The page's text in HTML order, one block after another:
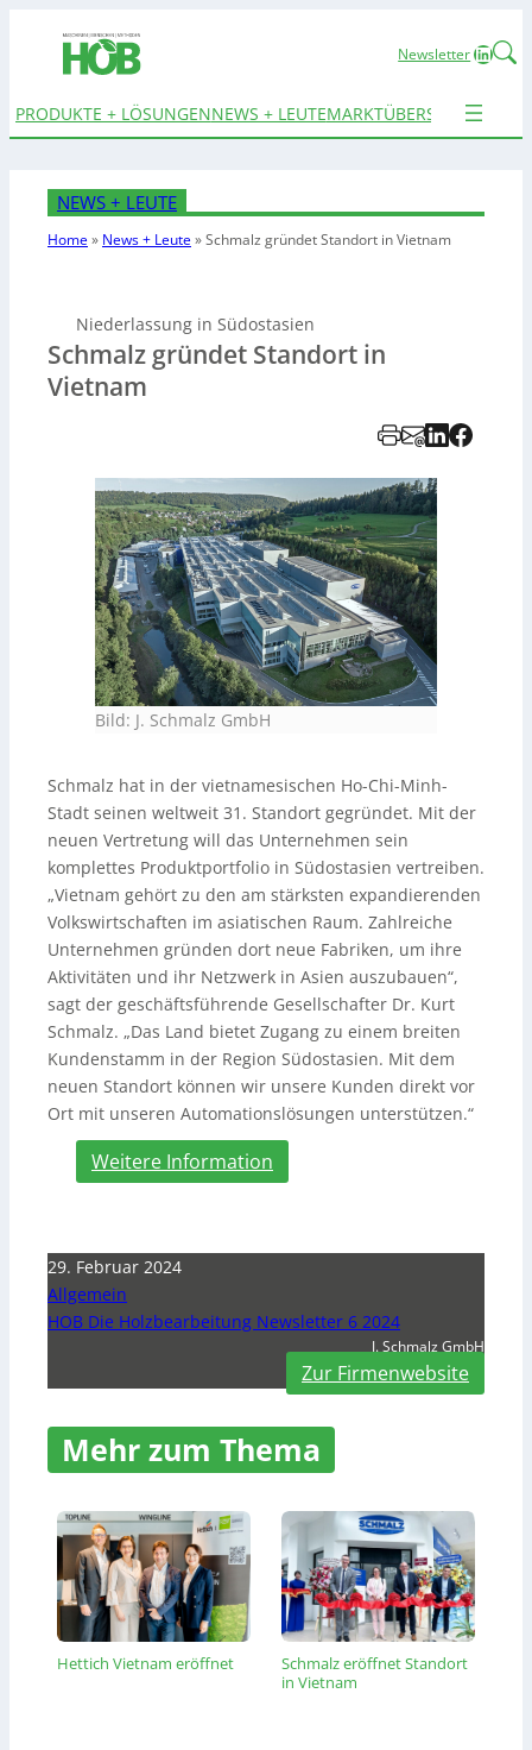
Newsletter
PRODUKTE + LÖSUNGENNEWS + LEUTEMARKTÜBERSICHTEN
NEWS + LEUTE
Home» News + Leute»Schmalz gründet Standort in Vietnam
Niederlassung in Südostasien
Schmalz gründet Standort in
Vietnam
Bild: J. Schmalz GmbH
Schmalz hat in der vietnamesischen Ho-Chi-Minh-
Stadt seinen weltweit 31. Standort gegründet. Mit der
neuen Vertretung will das Unternehmen sein
komplettes Produktportfolio in Südostasien vertreiben.
„Vietnam gehört zu den am stärksten expandierenden
Volkswirtschaften im asiatischen Raum. Zahlreiche
Unternehmen gründen dort neue Fabriken, um ihre
Aktivitäten und ihr Netzwerk in Asien auszubauen“,
sagt der geschäftsführende Gesellschafter Dr. Kurt
Schmalz. „Das Land bietet Zugang zu einem breiten
Kundenstamm in der Region Südostasien. Mit dem
neuen Standort können wir unsere Kunden direkt vor
Ort mit unseren Automationslösungen unterstützen.“
Weitere Information
29. Februar 2024
Allgemein
HOB Die Holzbearbeitung Newsletter 6 2024
J. Schmalz GmbH
Zur Firmenwebsite
Mehr zum Thema
Hettich Vietnam eröffnet
Schmalz eröffnet Standort
in Vietnam